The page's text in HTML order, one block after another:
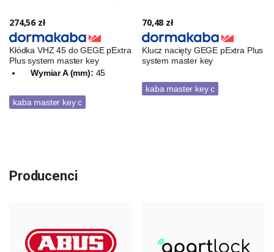
274,56 zł
Kłódka VHZ 45 do GEGE pExtra
Plus system master key
Wymiar A (mm): 45
kaba master key c
70,48 zł
Klucz nacięty GEGE pExtra Plus
system master key
kaba master key c
Producenci